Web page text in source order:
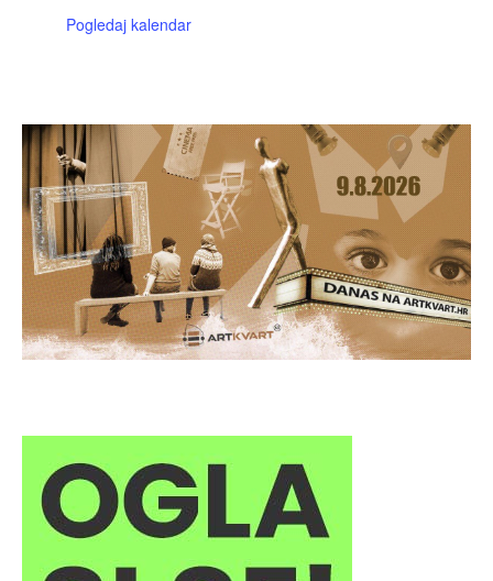
Pogledaj kalendar